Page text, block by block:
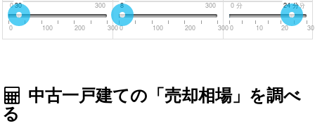
0 300
30
0 100 200 300
0 300
8
0 100 200 300
0 分 30分
24分
0 10 20 30
中古一戸建ての「売却相場」を調べ
る